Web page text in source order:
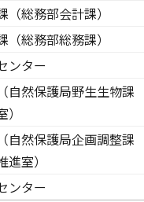
総務部会計課）
総務部総務課）
ンター
自然保護局野生生物課
自然保護局企画調整課
室）
ンター